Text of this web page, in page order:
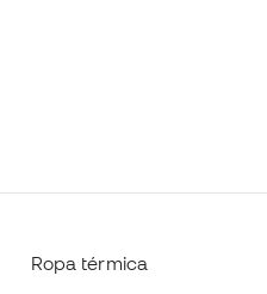
Ropa térmica